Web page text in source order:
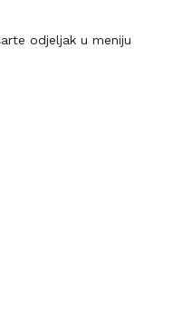
odjeljak u meniju